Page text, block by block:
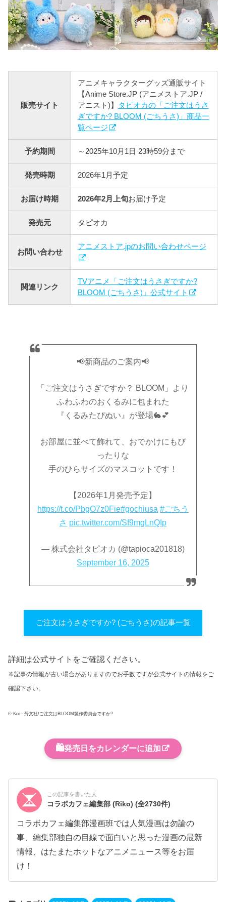
販売サイト
アニメキャラクターグッズ通販サイト
【Anime Store.JP (アニメストア.JP /
アニスト)】
タピオカの「ご注文はうさ
ぎですか? BLOOM (ごちうさ)」商品一
覧ページ
予約期間 ～2025年10月1日 23時59分まで
発売時期 2026年1月予定
お届け時期 2026年2月上旬お届け予定
発売元 タピオカ
お問い合わせ
アニメストア.jpのお問い合わせページ
関連リンク
TVアニメ「ご注文はうさぎですか?
BLOOM (ごちうさ)」公式サイト
📢新商品のご案内📢
「ご注文はうさぎですか？ BLOOM」より
ふわふわのおくるみに包まれた
『くるみたぴぬい』が登場🐇💕
お部屋に並べて飾れて、おでかけにもぴ
ったりな
手のひらサイズのマスコットです！
【2026年1月発売予定】
https://t.co/PbgO7z0Fie#gochiusa #ごちう
さ pic.twitter.com/Sf9mgLnQIp
— 株式会社タピオカ (@tapioca201818)
September 16, 2025
ご注文はうさぎですか? (ごちうさ)の記事一覧
詳細は公式サイトをご確認ください。
※記事の情報が古い場合がありますのでお手数ですが公式サイトの情報をご
確認下さい。
© Koi・芳文社/ご注文はBLOOM製作委員会ですか?
🛍️発売日をカレンダーに追加
この記事を書いた人
コラボカフェ編集部 (Riko)(全2730件)
コラボカフェ編集部漫画班では人気漫画は勿論の
事、編集部独自の目線で面白いと思った漫画の最新
情報、はたまたホットなアニメニュース等をお届
け！